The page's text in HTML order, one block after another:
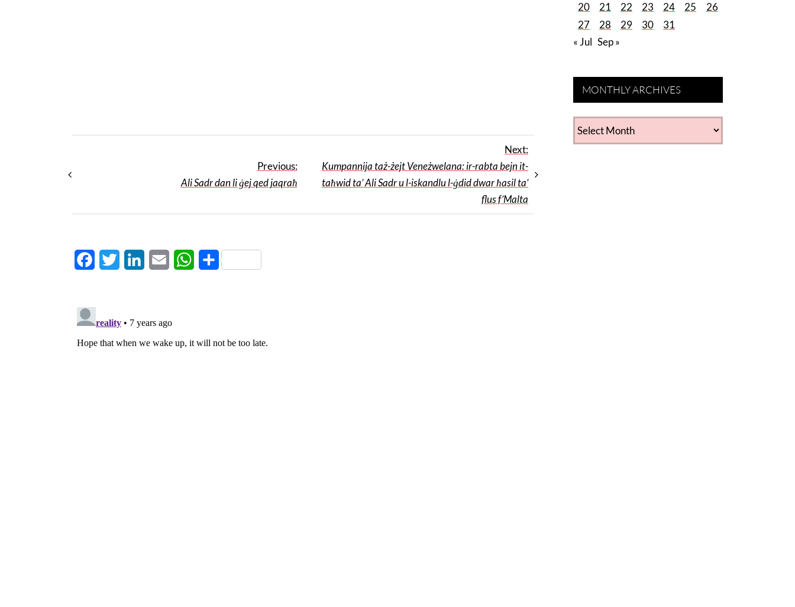
Previous:
Ali Sadr dan li ġej qed jaqraħ
Next:
Kumpannija taż-żejt Veneżwelana: ir-rabta bejn it-
taħwid ta’ Ali Sadr u l-iskandlu l-ġdid dwar ħasil ta’
flus f’Malta
FacebookTwitter LinkedInEmail WhatsApp
Share
20
21 22 23 24 25
26
27
28 29 30
31
« Jul Sep »
MONTHLY ARCHIVES
MONTHLY
ARCHIVES